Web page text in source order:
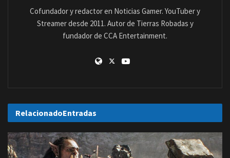
Cofundador y redactor en Noticias Gamer. YouTuber y
Streamer desde 2011. Autor de Tierras Robadas y
fundador de CCA Entertainment.
RelacionadoEntradas